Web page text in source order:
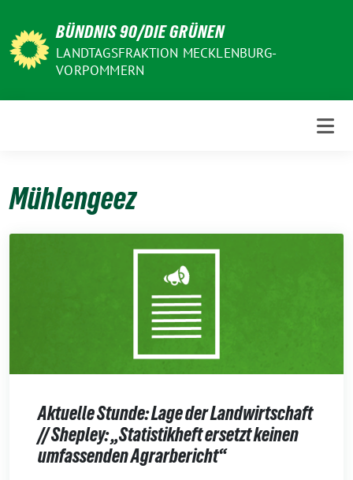
zum
Inhalt
BÜNDNIS 90/DIE GRÜNEN
LANDTAGSFRAKTION MECKLENBURG-
VORPOMMERN
Mühlengeez
Aktuelle Stunde: Lage der Landwirtschaft
// Shepley: „Statistikheft ersetzt keinen
umfassenden Agrarbericht“